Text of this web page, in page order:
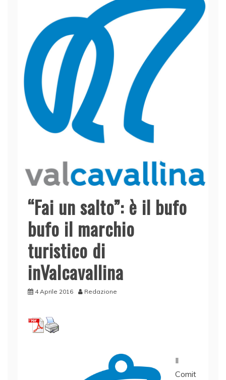
“Fai un salto”: è il bufo
bufo il marchio
turistico di
inValcavallina
4 Aprile 2016 Redazione
Il
Comit